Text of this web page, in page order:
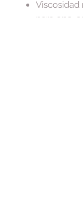
Viscosidad
para one-